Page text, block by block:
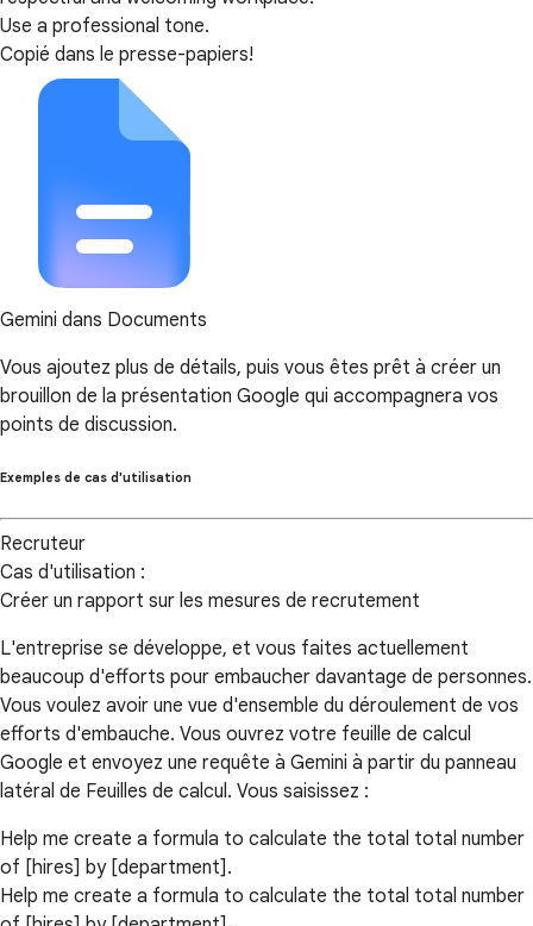
Use a professional tone.
Copié dans le presse-papiers!
Gemini dans Documents
Vous ajoutez plus de détails, puis vous êtes prêt à créer un
brouillon de la présentation Google qui accompagnera vos
points de discussion.
Exemples de cas d'utilisation
Recruteur
Cas d'utilisation :
Créer un rapport sur les mesures de recrutement
L'entreprise se développe, et vous faites actuellement
beaucoup d'efforts pour embaucher davantage de personnes.
Vous voulez avoir une vue d'ensemble du déroulement de vos
efforts d'embauche. Vous ouvrez votre feuille de calcul
Google et envoyez une requête à Gemini à partir du panneau
latéral de Feuilles de calcul. Vous saisissez :
Help me create a formula to calculate the total total number
of [hires] by [department].
Help me create a formula to calculate the total total number